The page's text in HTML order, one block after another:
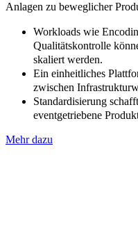
Anlagen zu beweglicher
Workloads wie
Qualitätskontrolle
skaliert werden.
Ein einheitliches
zwischen
Standardisierung
eventgetriebene
Mehr dazu